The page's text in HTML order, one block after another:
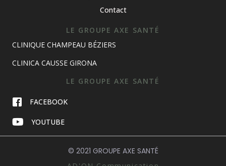
Contact
LE GROUPE AXE SANTÉ
CLINIQUE CHAMPEAU BÉZIERS
CLINICA CAUSSE GIRONA
LE GROUPE AXE SANTÉ
FACEBOOK
YOUTUBE
© 2021 GROUPE AXE SANTÉ